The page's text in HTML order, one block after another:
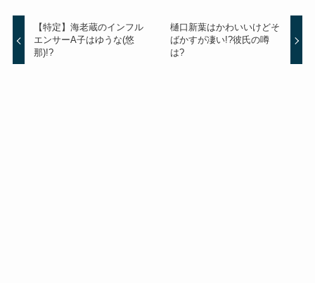
【特定】海老蔵のインフル
エンサーA子はゆうな(悠
那)!?
樋口新葉はかわいいけどそ
ばかすが凄い!?彼氏の噂
は?